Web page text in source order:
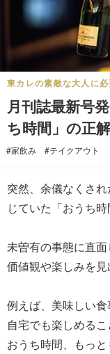
東カレの素敵な大人に
月刊誌最新号
ち時間」の正
#家飲み #テイクアウト
突然、余儀なくさ
じていた「おうち
未曽有の事態に直
価値観や楽しみを見
例えば、美味しい食
自宅でも楽しめる
おうち時間、もっ